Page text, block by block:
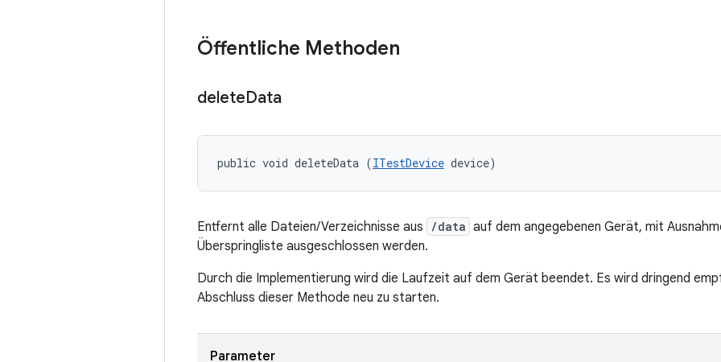
Öffentliche Methoden
deleteData
public void deleteData (ITestDevice device)
Entfernt alle Dateien/Verzeichnisse aus /data auf dem angegebenen Gerät, mit
Überspringliste ausgeschlossen werden.
Durch die Implementierung wird die Laufzeit auf dem Gerät beendet. Es wird dringend
Abschluss dieser Methode neu zu starten.
Parameter